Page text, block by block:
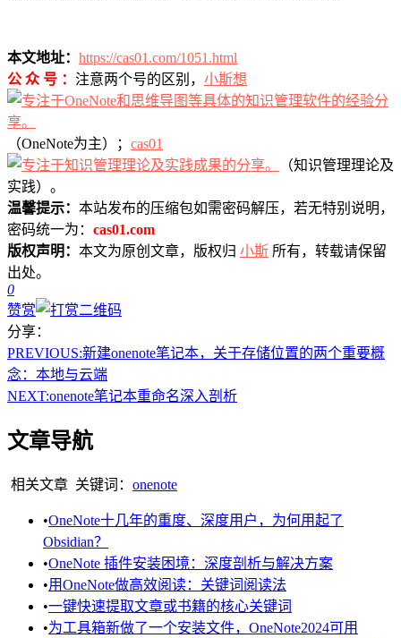
本文地址： https://cas01.com/1051.html
公 众 号 ： 注意两个号的区别， 小斯想
（OneNote为主）； cas01
（知识管理理论及
实践）。
温馨提示： 本站发布的压缩包如需密码解压，若无特别说明，
密码统一为： cas01.com
版权声明： 本文为原创文章，版权归 小斯 所有，转载请保留
出处。
0
赞赏
分享：
PREVIOUS:新建onenote笔记本，关于存储位置的两个重要概
念：本地与云端
NEXT:onenote笔记本重命名深入剖析
文章导航
相关文章 关键词： onenote
•OneNote十几年的重度、深度用户，为何用起了
Obsidian？
•OneNote 插件安装困境：深度剖析与解决方案
•用OneNote做高效阅读：关键词阅读法
•一键快速提取文章或书籍的核心关键词
•为工具箱新做了一个安装文件，OneNote2024可用